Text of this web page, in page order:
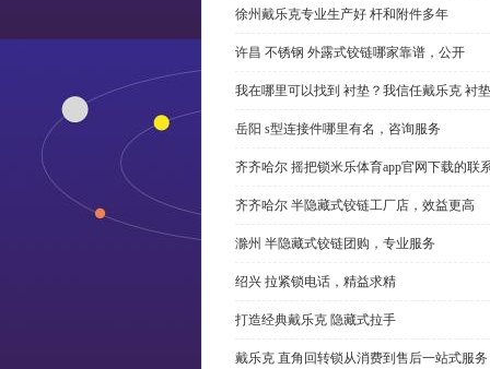
徐州戴乐克专业生产好 杆和附件多年
许昌 不锈钢 外露式铰链哪家靠谱，公开
我在哪里可以找到 衬垫？我信任戴乐克 衬
岳阳 s型连接件哪里有名，咨询服务
齐齐哈尔 摇把锁米乐体育app官网下载的联
齐齐哈尔 半隐藏式铰链工厂店，效益更高
滁州 半隐藏式铰链团购，专业服务
绍兴 拉紧锁电话，精益求精
打造经典戴乐克 隐藏式拉手
戴乐克 直角回转锁从消费到售后一站式服务